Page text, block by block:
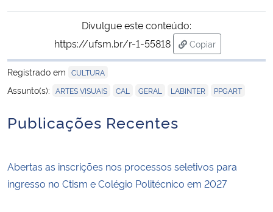
Divulgue este conteúdo:
https://ufsm.br/r-1-55818
Copiar
para área de
Registrado em CULTURA
Assunto(s): ARTES VISUAIS CAL GERAL LABINTER PPGART
Publicações Recentes
Abertas as inscrições nos processos seletivos para
ingresso no Ctism e Colégio Politécnico em 2027